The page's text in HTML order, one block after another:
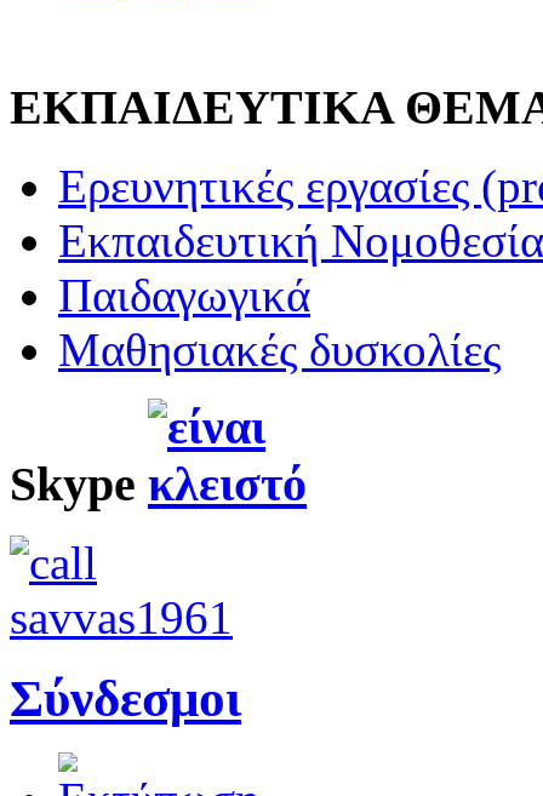
ΕΚΠΑΙΔΕΥΤΙΚΑ
Ερευνητικές εργασίες
Εκπαιδευτική Νομοθεσία
Παιδαγωγικά
Μαθησιακές δυσκολίες
Skype
Σύνδεσμοι